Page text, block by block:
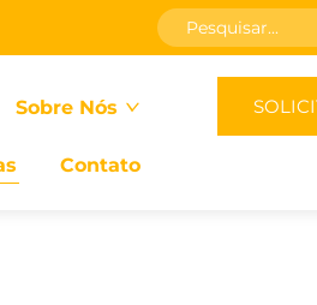
Sobre Nós
Contato